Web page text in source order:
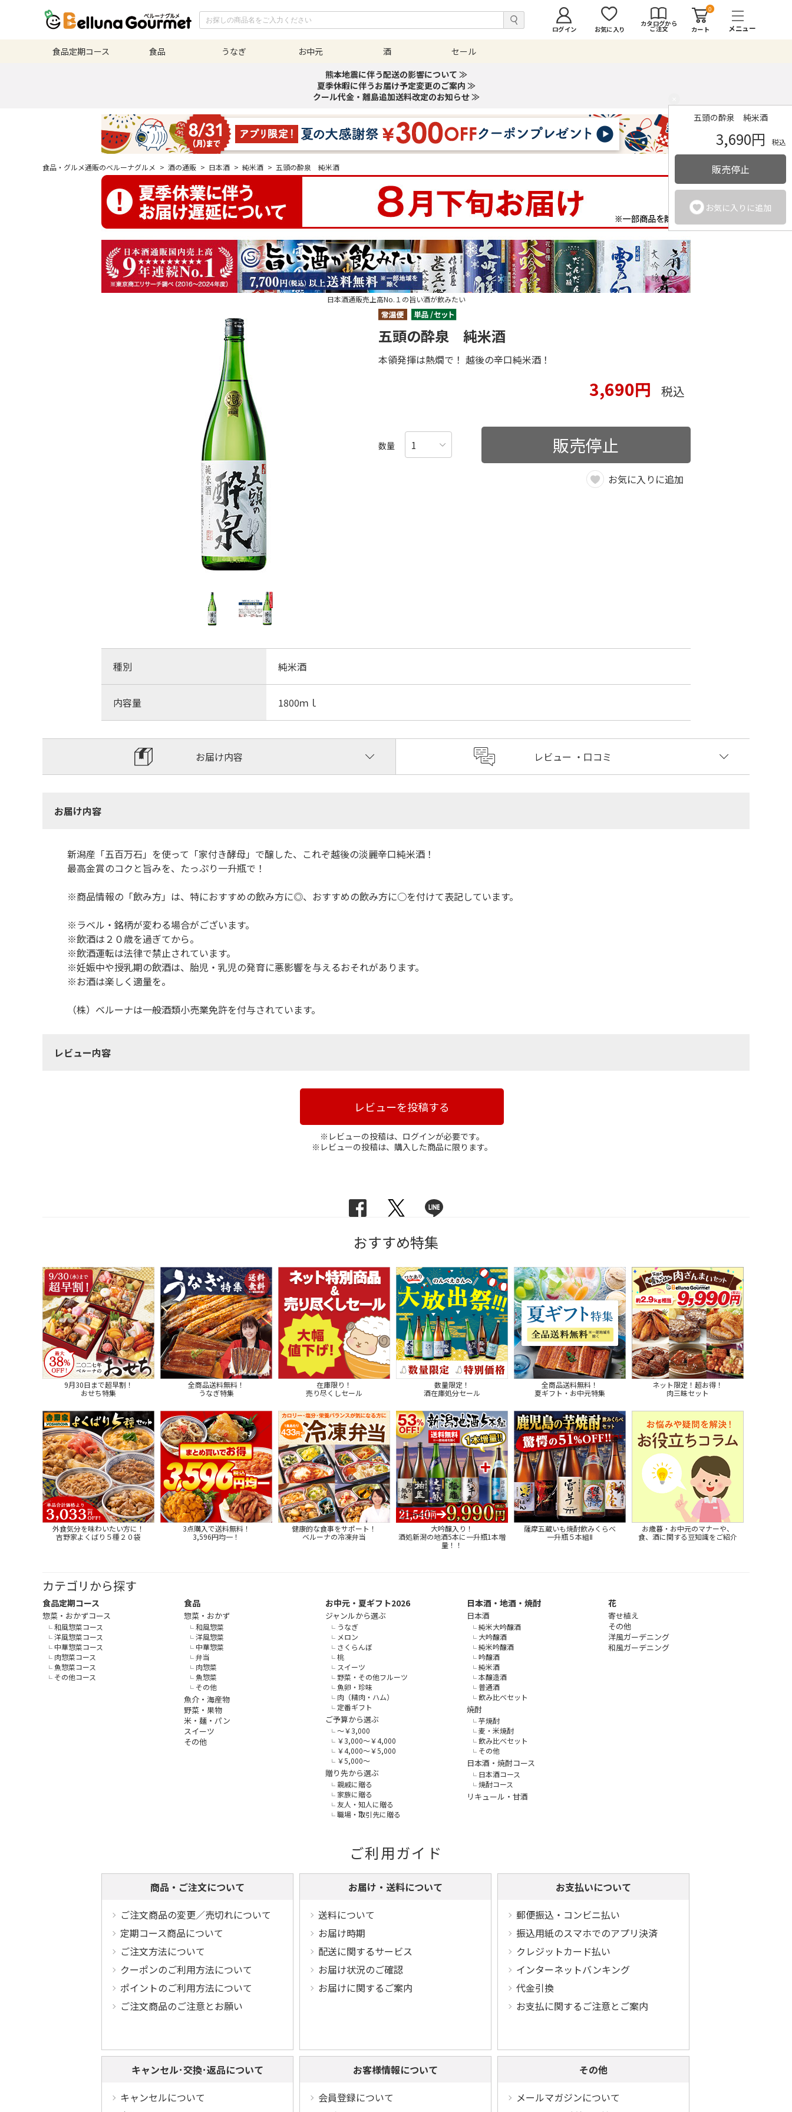
ログイン お気に入り
カタログから
ご注文
0
カート
食品定期コース 食品 うなぎ お中元 酒
セール
熊本地震に伴う配送の影響について ≫
夏季休暇に伴うお届け予定変更のご案内 ≫
クール代金・離島追加送料改定のお知らせ ≫
食品・グルメ通販のベルーナグルメ > 酒の通販 > 日本酒 > 純米酒 > 五頭の酔泉 純米酒
五頭の酔泉 純米酒
3,690円 税込
販売停止
お気に入りに追加
日本酒通販売上高No.１の旨い酒が飲みたい
五頭の酔泉 純米酒
本領発揮は熱燗で！ 越後の辛口純米酒！
3,690円 税込
数量 販売停止
お気に入りに追加
種別 純米酒
内容量 1800ｍｌ
お届け内容 レビュー ・口コミ
お届け内容
新潟産「五百万石」を使って「家付き酵母」で醸した、これぞ越後の淡麗辛口純米酒！
最高金賞のコクと旨みを、たっぷり一升瓶で！
※商品情報の「飲み方」は、特におすすめの飲み方に◎、おすすめの飲み方に○を付けて表記しています。
※ラベル・銘柄が変わる場合がございます。
※飲酒は２０歳を過ぎてから。
※飲酒運転は法律で禁止されています。
※妊娠中や授乳期の飲酒は、胎児・乳児の発育に悪影響を与えるおそれがあります。
※お酒は楽しく適量を。
（株）ベルーナは一般酒類小売業免許を付与されています。
レビュー内容
レビューを投稿する
※レビューの投稿は、ログインが必要です。
※レビューの投稿は、購入した商品に限ります。
おすすめ特集
9月30日まで超早割！
おせち特集
全商品送料無料！
うなぎ特集
在庫限り！
売り尽くしセール
数量限定！
酒在庫処分セール
全商品送料無料！
夏ギフト・お中元特集
ネット限定！超お得！
肉三昧セット
外食気分を味わいたい方に！
吉野家よくばり５種２０袋
3点購入で送料無料！
3,596円均一！
健康的な食事をサポート！
ベルーナの冷凍弁当
大吟醸入り！
酒処新潟の地酒5本に一升瓶1本増
量！！
薩摩五蔵いも焼酎飲みくらべ
一升瓶５本組Ⅱ
お歳暮・お中元のマナーや、
食、酒に関する豆知識をご紹介
カテゴリから探す
食品定期コース
惣菜・おかずコース
和風惣菜コース
洋風惣菜コース
中華惣菜コース
肉惣菜コース
魚惣菜コース
その他コース
食品
惣菜・おかず
和風惣菜
洋風惣菜
中華惣菜
弁当
肉惣菜
魚惣菜
その他
魚介・海産物
野菜・果物
米・麺・パン
スイーツ
その他
お中元・夏ギフト2026
ジャンルから選ぶ
うなぎ
メロン
さくらんぼ
桃
スイーツ
野菜・その他フルーツ
魚卵・珍味
肉（精肉・ハム）
定番ギフト
ご予算から選ぶ
～￥3,000
￥3,000～￥4,000
￥4,000～￥5,000
￥5,000～
贈り先から選ぶ
親戚に贈る
家族に贈る
友人・知人に贈る
職場・取引先に贈る
日本酒・地酒・焼酎
日本酒
純米大吟醸酒
大吟醸酒
純米吟醸酒
吟醸酒
純米酒
本醸造酒
普通酒
飲み比べセット
焼酎
芋焼酎
麦・米焼酎
飲み比べセット
その他
日本酒・焼酎コース
日本酒コース
焼酎コース
リキュール・甘酒
花
寄せ植え
その他
洋風ガーデニング
和風ガーデニング
ご利用ガイド
商品・ご注文について
ご注文商品の変更／売切れについて
定期コース商品について
ご注文方法について
クーポンのご利用方法について
ポイントのご利用方法について
ご注文商品のご注意とお願い
お届け・送料について
送料について
お届け時期
配送に関するサービス
お届け状況のご確認
お届けに関するご案内
お支払いについて
郵便振込・コンビニ払い
振込用紙のスマホでのアプリ決済
クレジットカード払い
インターネットバンキング
代金引換
お支払に関するご注意とご案内
キャンセル･交換･返品について
キャンセルについて
お客様情報について
会員登録について
その他
メールマガジンについて